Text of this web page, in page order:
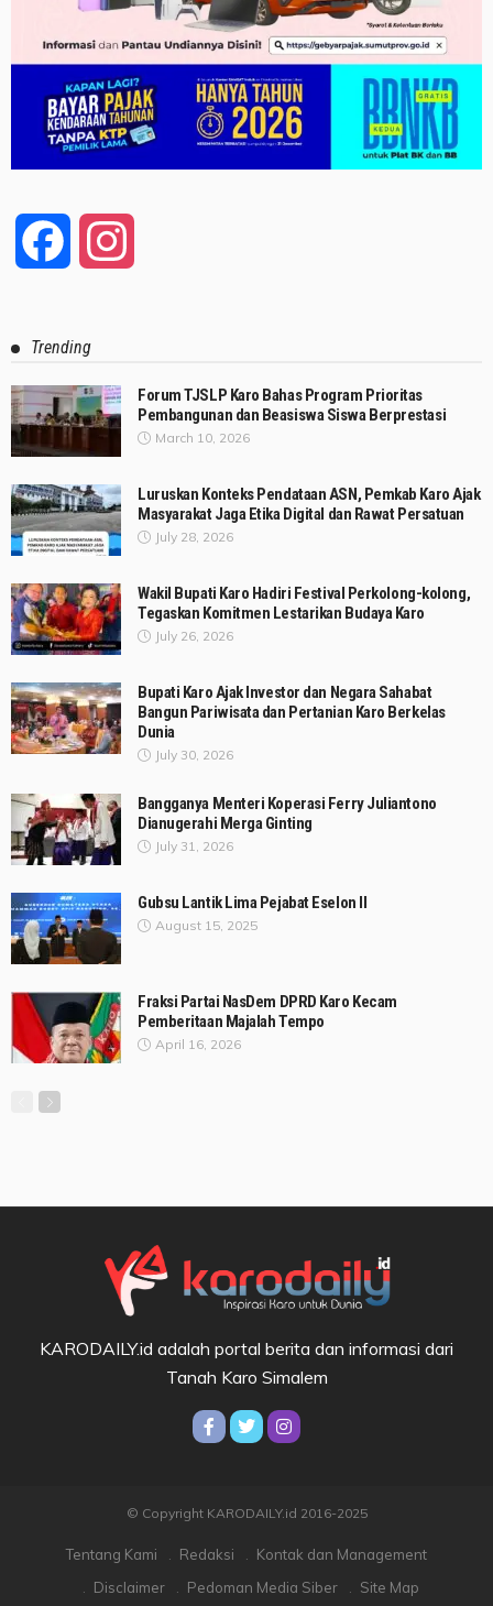
Facebook
Trending
Forum TJSLP Karo Bahas Program Prioritas
Pembangunan dan Beasiswa Siswa Berprestasi
March 10, 2026
Luruskan Konteks Pendataan ASN, Pemkab Karo Ajak
Masyarakat Jaga Etika Digital dan Rawat Persatuan
July 28, 2026
Wakil Bupati Karo Hadiri Festival Perkolong-kolong,
Tegaskan Komitmen Lestarikan Budaya Karo
July 26, 2026
Bupati Karo Ajak Investor dan Negara Sahabat
Bangun Pariwisata dan Pertanian Karo Berkelas
Dunia
July 30, 2026
Bangganya Menteri Koperasi Ferry Juliantono
Dianugerahi Merga Ginting
July 31, 2026
Gubsu Lantik Lima Pejabat Eselon II
August 15, 2025
Fraksi Partai NasDem DPRD Karo Kecam
Pemberitaan Majalah Tempo
April 16, 2026
KARODAILY.id adalah portal berita dan informasi dari
Tanah Karo Simalem
© Copyright KARODAILY.id 2016-2025
Tentang Kami Redaksi
Kontak dan Management
Disclaimer
Pedoman Media Siber Site Map